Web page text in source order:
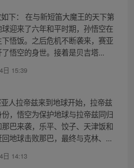
下： 在与新短笛大魔王的天下第
迎来了六年和平时期，孙悟空在
悟饭。之后危机不断袭来，赛亚
悟空的身世。接着是贝吉塔...
日 15:39
人拉帝兹来到地球开始，拉帝兹
，悟空为保护地球与拉帝兹同归
巴来袭，乐平、饺子、天津饭和
地球击败那巴，最终与克林、...
日 14:13